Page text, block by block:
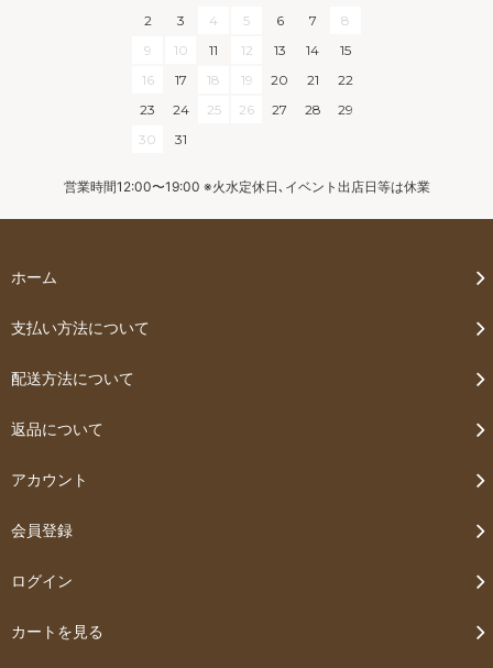
2
3 4 5 6 7
8
9
10 11 12 13 14
15
16
17 18 19 20 21
22
23
24 25 26 27 28
29
30
31
営業時間12:00〜19:00 ※火水定休日､イベント出店日等は休業
ホーム
支払い方法について
配送方法について
返品について
アカウント
会員登録
ログイン
カートを見る